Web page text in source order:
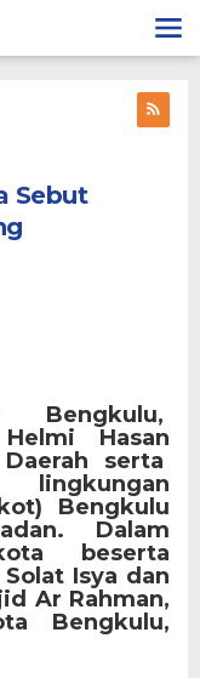
Sebut
Bengkulu,
Hasan
serta
Bengkulu
Dalam
beserta
Isya dan
Ar Rahman,
Bengkulu,